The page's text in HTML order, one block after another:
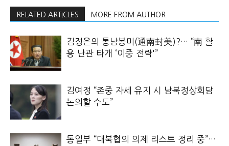
RELATED ARTICLES MORE FROM AUTHOR
김정은의 통남봉미(通南封美)?… “南 활
용 난관 타개 ‘이중 전략'”
김여정 “존중 자세 유지 시 남북정상회담
논의할 수도”
통일부 “대북협의 의제 리스트 정리 중”…